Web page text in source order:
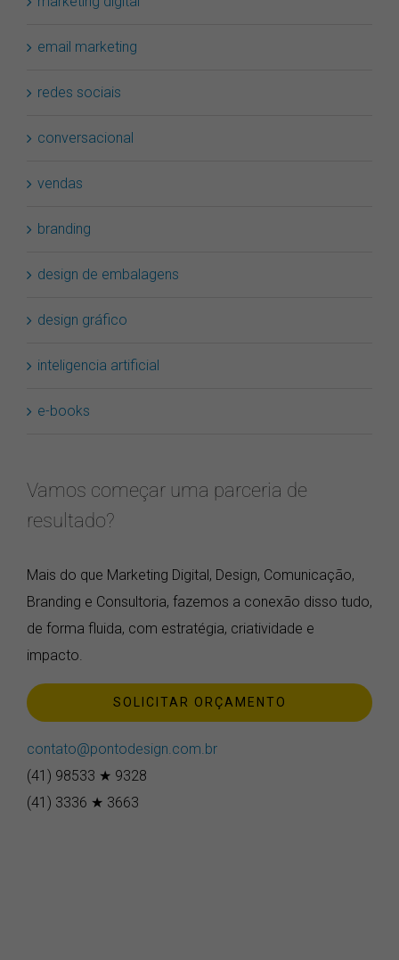
email marketing
redes sociais
conversacional
vendas
branding
design de embalagens
design gráfico
inteligencia artificial
e-books
Vamos começar uma parceria de
resultado?
Mais do que Marketing Digital, Design, Comunicação,
Branding e Consultoria, fazemos a conexão disso tudo,
de forma fluida, com estratégia, criatividade e
impacto.
SOLICITAR ORÇAMENTO
contato@pontodesign.com.br
(41) 98533 ★ 9328
(41) 3336 ★ 3663